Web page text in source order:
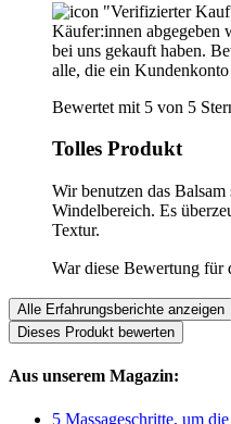
"Verifizierter
Käufer:innen abgegeben
bei uns gekauft haben.
alle, die ein Kundenkonto
Bewertet mit 5 von 5
Tolles Produkt
Wir benutzen das
Windelbereich. Es
Textur.
War diese Bewertung für
Alle Erfahrungsberichte anzeigen
Dieses Produkt bewerten
Aus unserem Magazin:
5 Massageschritte, um